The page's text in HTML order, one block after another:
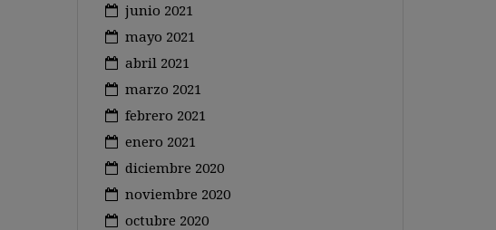
junio 2021
mayo 2021
abril 2021
marzo 2021
febrero 2021
enero 2021
diciembre 2020
noviembre 2020
octubre 2020